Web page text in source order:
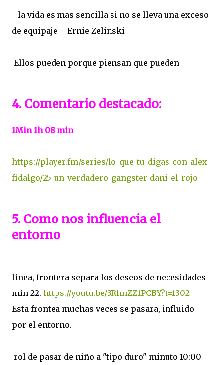
- la vida es mas sencilla si no se lleva una exceso
de equipaje - Ernie Zelinski
Ellos pueden porque piensan que pueden
4. Comentario destacado:
1Min 1h 08 min
https://player.fm/series/lo-que-tu-digas-con-alex-
fidalgo/25-un-verdadero-gangster-dani-el-rojo
5. Como nos influencia el
entorno
linea, frontera separa los deseos de necesidades
min 22. https://youtu.be/3RhnZZ1PCBY?t=1302
Esta frontea muchas veces se pasara, influido
por el entorno.
rol de pasar de niño a "tipo duro" minuto 10:00